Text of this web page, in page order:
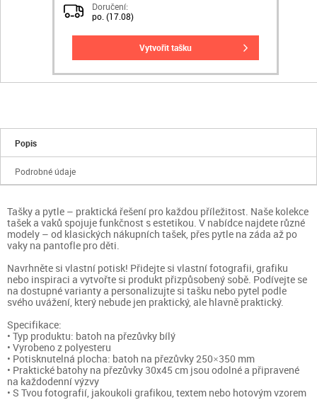
Doručení:
po. (17.08)
vytvořit tašku
Popis
Podrobné údaje
Tašky a pytle – praktická řešení pro každou příležitost. Naše kolekce
tašek a vaků spojuje funkčnost s estetikou. V nabídce najdete různé
modely – od klasických nákupních tašek, přes pytle na záda až po
vaky na pantofle pro děti.
Navrhněte si vlastní potisk! Přidejte si vlastní fotografii, grafiku
nebo inspiraci a vytvořte si produkt přizpůsobený sobě. Podívejte se
na dostupné varianty a personalizujte si tašku nebo pytel podle
svého uvážení, který nebude jen praktický, ale hlavně praktický.
Specifikace:
• Typ produktu: batoh na přezůvky bílý
• Vyrobeno z polyesteru
• Potisknutelná plocha: batoh na přezůvky 250×350 mm
• Praktické batohy na přezůvky 30x45 cm jsou odolné a připravené
na každodenní výzvy
• S Tvou fotografií, jakoukoli grafikou, textem nebo hotovým vzorem